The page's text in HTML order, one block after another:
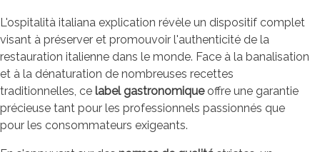
L'ospitalità italiana explication révèle un dispositif complet
visant à préserver et promouvoir l'authenticité de la
restauration italienne dans le monde. Face à la banalisation
et à la dénaturation de nombreuses recettes
traditionnelles, ce label gastronomiqueoffre une garantie
précieuse tant pour les professionnels passionnés que
pour les consommateurs exigeants.